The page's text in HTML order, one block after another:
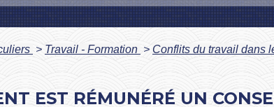
> Travail - Formation > Conflits du travail dans
EST RÉMUNÉRÉ UN